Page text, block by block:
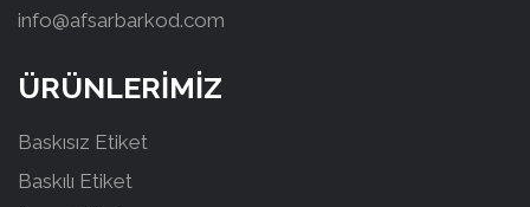
info@afsarbarkod.com
ÜRÜNLERİMİZ
Baskısız Etiket
Baskılı Etiket